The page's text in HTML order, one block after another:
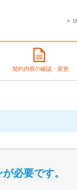
契約内容の確認・変更
必要です。